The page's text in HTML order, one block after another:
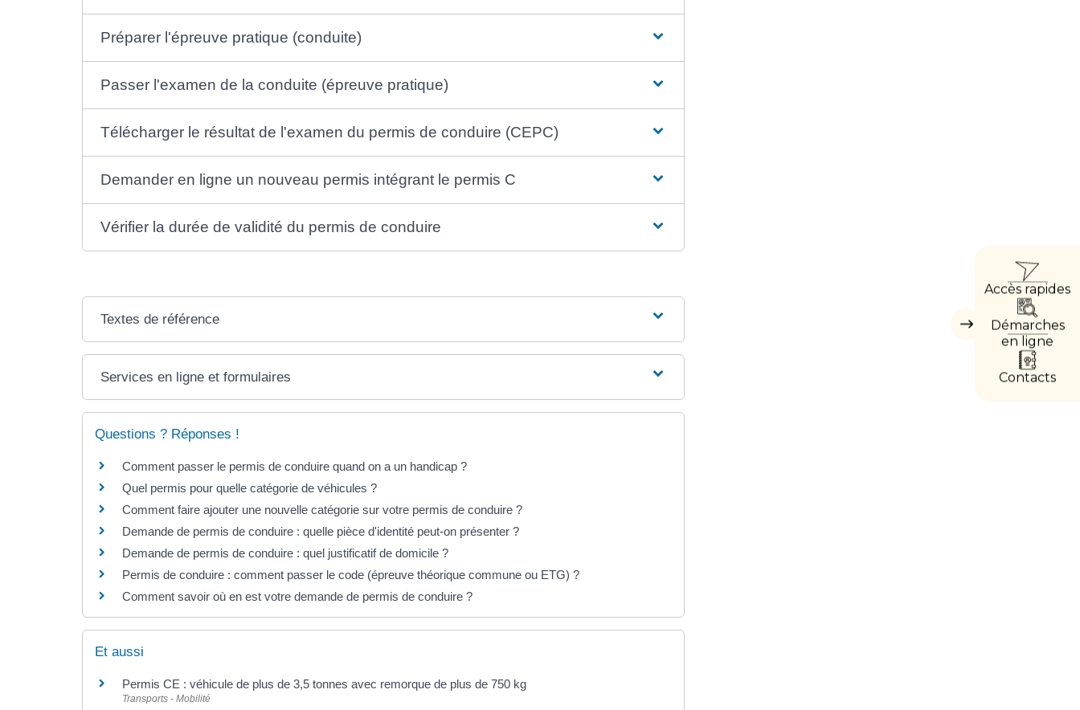
Masquer
Accès rapides
Démarches
en ligne
Contacts
Préparer l'épreuve pratique (conduite)
Passer l'examen de la conduite (épreuve pratique)
Télécharger le résultat de l'examen du permis de conduire (CEPC)
Demander en ligne un nouveau permis intégrant le permis C
Vérifier la durée de validité du permis de conduire
Textes de référence
Services en ligne et formulaires
Questions ? Réponses !
Comment passer le permis de conduire quand on a un handicap ?
Quel permis pour quelle catégorie de véhicules ?
Comment faire ajouter une nouvelle catégorie sur votre permis de conduire ?
Demande de permis de conduire : quelle pièce d'identité peut-on présenter ?
Demande de permis de conduire : quel justificatif de domicile ?
Permis de conduire : comment passer le code (épreuve théorique commune ou ETG) ?
Comment savoir où en est votre demande de permis de conduire ?
Et aussi
Permis CE : véhicule de plus de 3,5 tonnes avec remorque de plus de 750 kg
Transports - Mobilité